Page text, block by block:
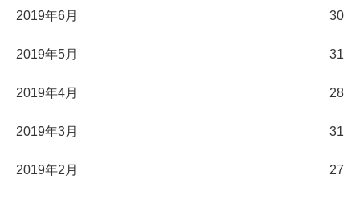
2019年6月 30
2019年5月 31
2019年4月 28
2019年3月 31
2019年2月 27